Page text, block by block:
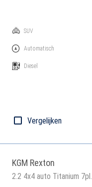
SUV
Automatisch
Diesel
Vergelijken
KGM Rexton
2.2 4x4 auto Titanium 7pl.